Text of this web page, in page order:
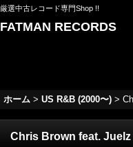
厳選中古レコード専門Shop !!
FATMAN RECORDS
ホーム > US R&B (2000〜) >
Chris Brown feat. Juelz